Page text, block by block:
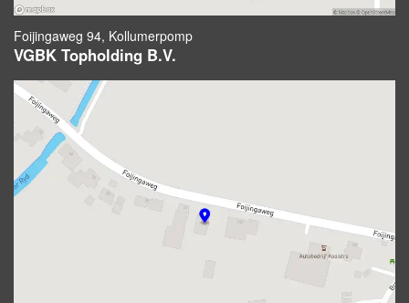
Foijingaweg 94, Kollumerpomp
VGBK Topholding B.V.